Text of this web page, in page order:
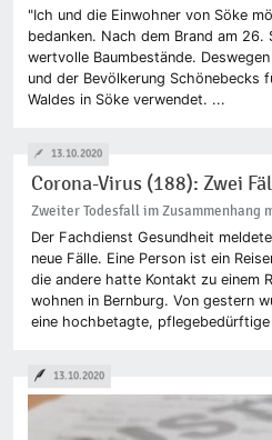
"Ich und die Einwohner von Söke
bedanken. Nach dem Brand am 26.
wertvolle Baumbestände.
und der Bevölkerung Schönebecks
Waldes in Söke verwendet. ...
Corona-Virus (188): Zwei
Zweiter Todesfall im Zusammenhang
Der Fachdienst Gesundheit
neue Fälle. Eine Person ist ein
die andere hatte Kontakt zu einem
wohnen in Bernburg. Von gestern
eine hochbetagte, pflegebedürftige
13.10.2020
13.10.2020